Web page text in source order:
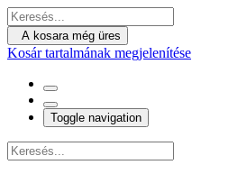
A kosara még üres
Kosár tartalmának megjelenítése
Toggle navigation